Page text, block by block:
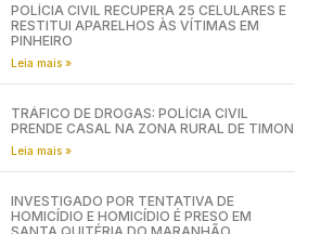
POLÍCIA CIVIL RECUPERA 25 CELULARES E
RESTITUI APARELHOS ÀS VÍTIMAS EM
PINHEIRO
Leia mais »
TRÁFICO DE DROGAS: POLÍCIA CIVIL
PRENDE CASAL NA ZONA RURAL DE TIMON
Leia mais »
INVESTIGADO POR TENTATIVA DE
HOMICÍDIO E HOMICÍDIO É PRESO EM